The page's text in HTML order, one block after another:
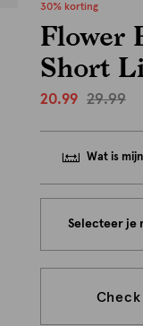
30% korting
Flower
Short
20.99 29.99
Wat is
Selecteer je